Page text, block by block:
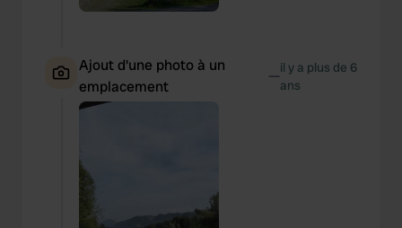
Ajout d'une photo à un
emplacement
—il y a plus de 6
ans